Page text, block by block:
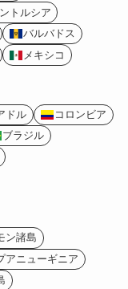
トルシア
バルバドス
メキシコ
ドル
コロンビア
ブラジル
ン諸島
アニューギニア